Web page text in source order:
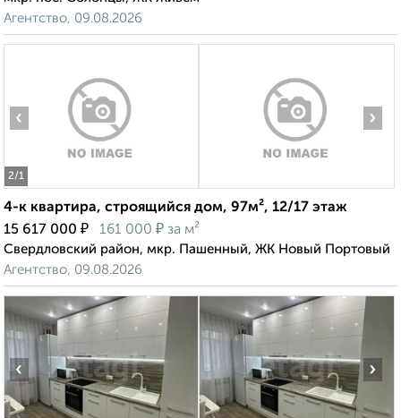
Агентство, 09.08.2026
2/1
‹ ›
4-к квартира, строящийся дом, 97м², 12/17 этаж
15 617 000 ₽ 161 000 ₽ за м²
Свердловский район, мкр. Пашенный, ЖК Новый Портовый
Агентство, 09.08.2026
‹ ›